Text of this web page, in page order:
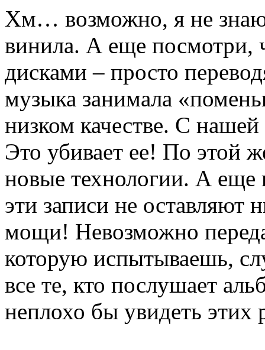
Хм… возможно, я не
винила. А еще посмотри,
дисками – просто
музыка занимала
низком качестве. С
Это убивает ее! По этой
новые технологии. А еще
эти записи не оставляют
мощи! Невозможно
которую испытываешь,
все те, кто послушает
неплохо бы увидеть этих